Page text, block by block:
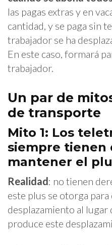
las pagas extras y en
cantidad, y se paga sin
trabajador se ha
En este caso, formará
trabajador.
Un par de
de transporte
Mito 1: Los
siempre tienen
mantener el
Realidad: no tienen
este plus se otorga
desplazamiento al lugar
produce este